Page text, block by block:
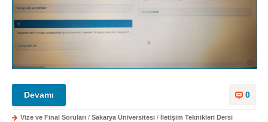
0
Devamı
Vize ve Final Soruları / Sakarya Üniversitesi / İletişim Teknikleri Dersi